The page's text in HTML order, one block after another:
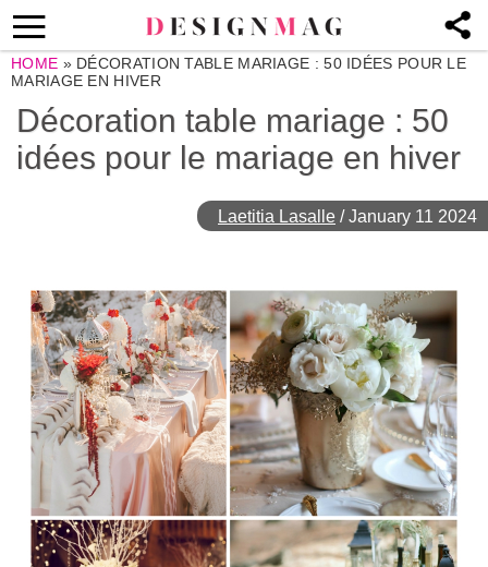
HOME » DÉCORATION TABLE MARIAGE : 50 IDÉES POUR LE
MARIAGE EN HIVER
Décoration table mariage : 50
idées pour le mariage en hiver
Laetitia Lasalle /January 11 2024